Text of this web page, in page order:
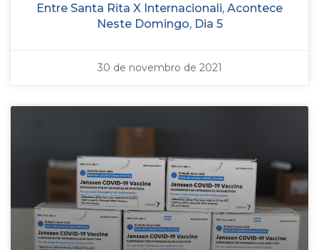
Entre Santa Rita X Internacionali, Acontece
Neste Domingo, Dia 5
30 de novembro de 2021